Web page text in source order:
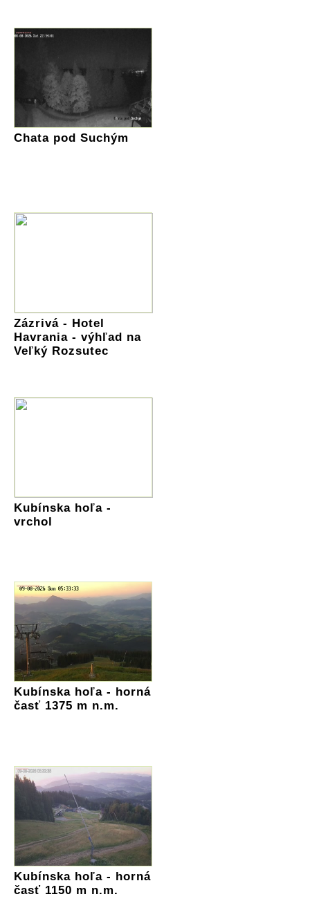
Chata pod Suchým
Zázrivá - Hotel
Havrania - výhľad na
Veľký Rozsutec
Kubínska hoľa -
vrchol
Kubínska hoľa - horná
časť 1375 m n.m.
Kubínska hoľa - horná
časť 1150 m n.m.